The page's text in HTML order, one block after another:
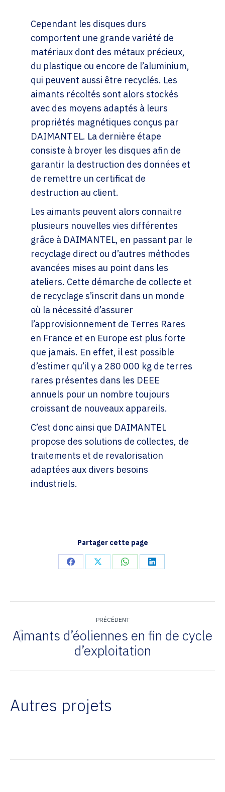
Cependant les disques durs
comportent une grande variété de
matériaux dont des métaux précieux,
du plastique ou encore de l’aluminium,
qui peuvent aussi être recyclés. Les
aimants récoltés sont alors stockés
avec des moyens adaptés à leurs
propriétés magnétiques conçus par
DAIMANTEL. La dernière étape
consiste à broyer les disques afin de
garantir la destruction des données et
de remettre un certificat de
destruction au client.
Les aimants peuvent alors connaitre
plusieurs nouvelles vies différentes
grâce à DAIMANTEL, en passant par le
recyclage direct ou d’autres méthodes
avancées mises au point dans les
ateliers. Cette démarche de collecte et
de recyclage s’inscrit dans un monde
où la nécessité d’assurer
l’approvisionnement de Terres Rares
en France et en Europe est plus forte
que jamais. En effet, il est possible
d’estimer qu’il y a 280 000 kg de terres
rares présentes dans les DEEE
annuels pour un nombre toujours
croissant de nouveaux appareils.
C’est donc ainsi que DAIMANTEL
propose des solutions de collectes, de
traitements et de revalorisation
adaptées aux divers besoins
industriels.
Partager cette page
Partager
Facebook
Partager
X
Partager
WhatsApp
Partager
LinkedIn
Navigation
de
commentaire
PRÉCÉDENT
Onglet
précédent
Aimants d’éoliennes en fin de cycle
d’exploitation
Autres projets